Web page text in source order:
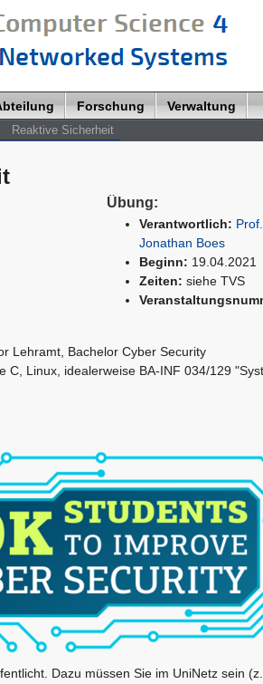
Forschung Verwaltung
Reaktive Sicherheit
Übung:
Verantwortlich:
Jonathan Boes
Beginn: 19.04.2021
Zeiten: siehe TVS
Lehramt, Bachelor Cyber Security
C, Linux, idealerweise BA-INF 034/129
Dazu müssen Sie im UniNetz sein